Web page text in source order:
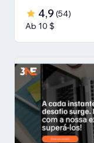
4,9 (54)
Ab 10 $